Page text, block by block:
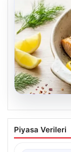
07.08.2026
Hafif,
Fırında
Piyasa Verileri